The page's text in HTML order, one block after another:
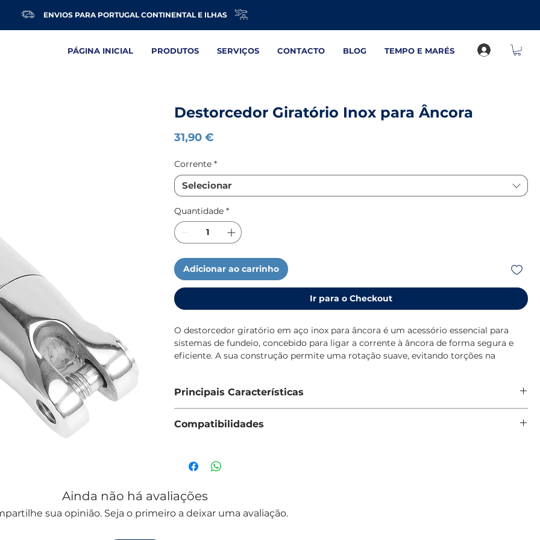
ENVIOS PARA PORTUGAL CONTINENTAL E ILHAS
PÁGINA INICIAL PRODUTOS SERVIÇOS CONTACTO BLOG TEMPO E MARÉS
Destorcedor Giratório Inox para Âncora
31,90 €
Corrente *
Selecionar
Quantidade *
Adicionar ao carrinho
Ir para o Checkout
O destorcedor giratório em aço inox para âncora é um acessório essencial para
sistemas de fundeio, concebido para ligar a corrente à âncora de forma segura e
eficiente. A sua construção permite uma rotação suave, evitando torções na
Fabricado em aço inoxidável de alta resistência, garante excelente durabilidade e
elevada proteção contra a corrosão, mesmo em ambientes marítimos exigentes. É
uma solução fiável para melhorar a segurança e a fluidez das operações a bordo.
Principais Características
Sistema giratório que evita torção da corrente
Elevada durabilidade em ambiente marítimo
Ideal para uso recreativo e profissional
Compatibilidades
Correntes de 10–12 mm
Ainda não há avaliações
sua opinião. Seja o primeiro a deixar uma avaliação.